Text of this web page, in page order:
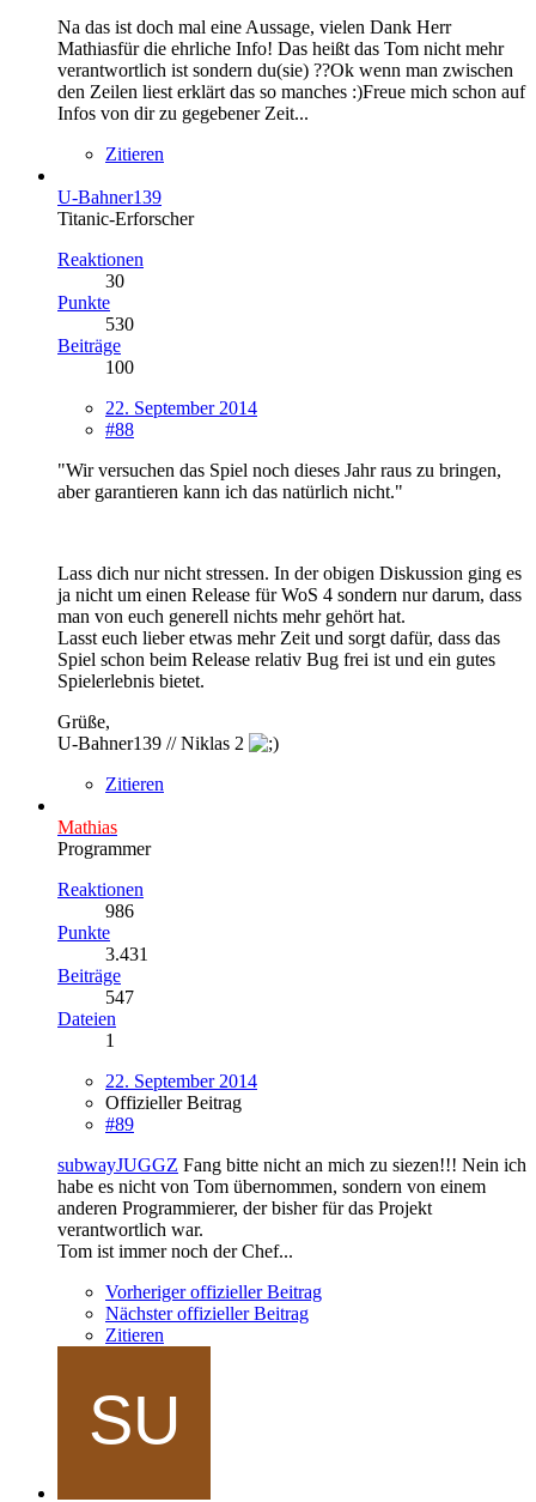
Na das ist doch mal eine Aussage, vielen Dank Herr
Mathiasfür die ehrliche Info! Das heißt das Tom nicht mehr
verantwortlich ist sondern du(sie) ??Ok wenn man zwischen
den Zeilen liest erklärt das so manches :)Freue mich schon auf
Infos von dir zu gegebener Zeit...
Zitieren
U-Bahner139
Titanic-Erforscher
Reaktionen
30
Punkte
530
Beiträge
100
22. September 2014
#88
"Wir versuchen das Spiel noch dieses Jahr raus zu bringen,
aber garantieren kann ich das natürlich nicht."
Lass dich nur nicht stressen. In der obigen Diskussion ging es
ja nicht um einen Release für WoS 4 sondern nur darum, dass
man von euch generell nichts mehr gehört hat.
Lasst euch lieber etwas mehr Zeit und sorgt dafür, dass das
Spiel schon beim Release relativ Bug frei ist und ein gutes
Spielerlebnis bietet.
Grüße,
U-Bahner139 // Niklas 2
Zitieren
Mathias
Programmer
Reaktionen
986
Punkte
3.431
Beiträge
547
Dateien
1
22. September 2014
Offizieller Beitrag
#89
subwayJUGGZ Fang bitte nicht an mich zu siezen!!! Nein ich
habe es nicht von Tom übernommen, sondern von einem
anderen Programmierer, der bisher für das Projekt
verantwortlich war.
Tom ist immer noch der Chef...
Vorheriger offizieller Beitrag
Nächster offizieller Beitrag
Zitieren